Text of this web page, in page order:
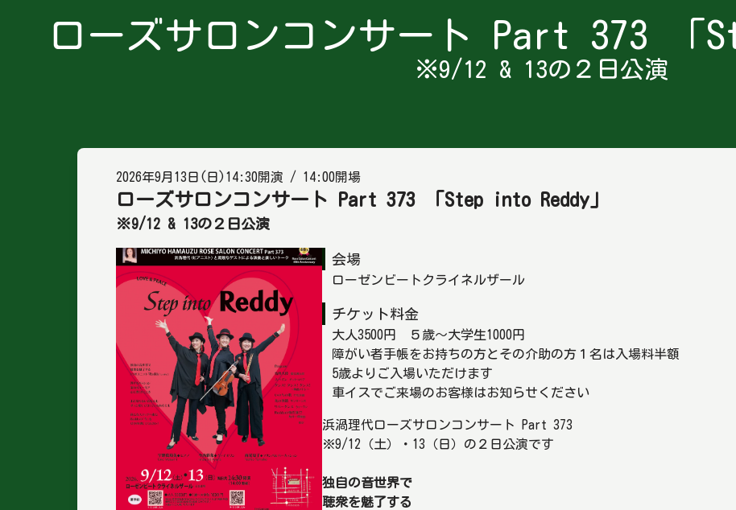
ローズサロンコンサート Part 373 「
※9/12 & 13の２日公演
2026年9月13日(日)14:30開演 14:00開場
ローズサロンコンサート Part 373 「Step into Reddy」
※9/12 & 13の２日公演
会場
ローゼンビートクライネルザール
チケット料金
大人3500円 ５歳～大学生1000円
障がい者手帳をお持ちの方とその介助の方１名は入場料半額
5歳よりご入場いただけます
車イスでご来場のお客様はお知らせください
浜渦理代ローズサロンコンサート Part 373
※9/12（土）・13（日）の２日公演です
独自の音世界で
聴衆を魅了する